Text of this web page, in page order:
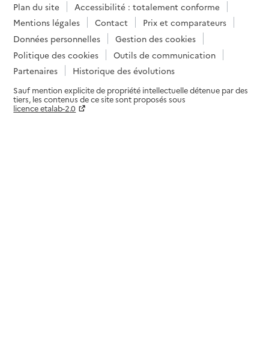
Plan du site
Accessibilité : totalement conforme
Mentions légales
Contact
Prix et comparateurs
Données personnelles
Gestion des cookies
Politique des cookies
Outils de communication
Partenaires
Historique des évolutions
Sauf mention explicite de propriété intellectuelle détenue par des
tiers, les contenus de ce site sont proposés sous
licence etalab-2.0